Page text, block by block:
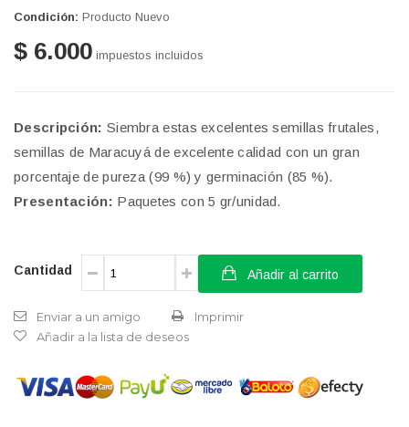
Condición: Producto Nuevo
$ 6.000 impuestos incluidos
Descripción: Siembra estas excelentes semillas frutales,
semillas de Maracuyá de excelente calidad con un gran
porcentaje de pureza (99 %) y germinación (85 %).
Presentación: Paquetes con 5 gr/unidad.
Cantidad Añadir al carrito
Enviar a un amigo
Imprimir
Añadir a la lista de deseos